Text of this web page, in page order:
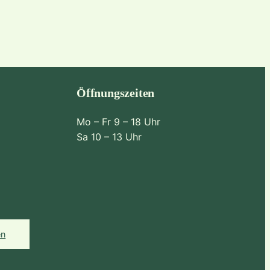
Öffnungszeiten
Mo – Fr 9 – 18 Uhr
Sa 10 – 13 Uhr